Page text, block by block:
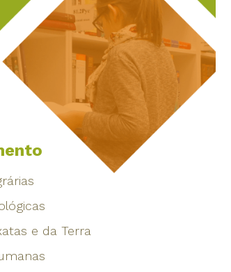
e da Terra